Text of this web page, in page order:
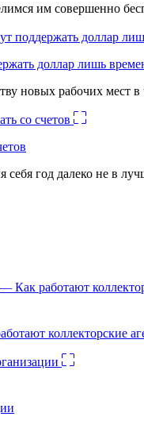
им совершенно
доллар лишь
новых рабочих мест
себя год далеко не в
коллекторские